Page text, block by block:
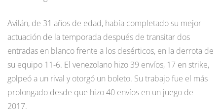
Avilán, de 31 años de edad, había completado su mejor
actuación de la temporada después de transitar dos
entradas en blanco frente a los desérticos, en la derrota de
su equipo 11-6. El venezolano hizo 39 envíos, 17 en strike,
golpeó a un rival y otorgó un boleto. Su trabajo fue el más
prolongado desde que hizo 40 envíos en un juego de
2017.